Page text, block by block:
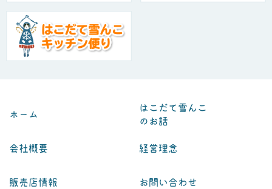
ホーム
はこだて雪んこ
のお話
会社概要 経営理念
販売店情報 お問い合わせ